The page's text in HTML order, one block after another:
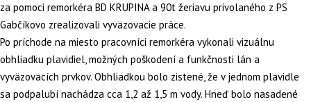
za pomoci remorkéra BD KRUPINA a 90t žeriavu privolaného z PS
Gabčíkovo zrealizovali vyväzovacie práce.
Po príchode na miesto pracovníci remorkéra vykonali vizuálnu
obhliadku plavidiel, možných poškodení a funkčnosti lán a
vyväzovacích prvkov. Obhliadkou bolo zistené, že v jednom plavidle
sa podpalubí nachádza cca 1,2 až 1,5 m vody. Hneď bolo nasadené